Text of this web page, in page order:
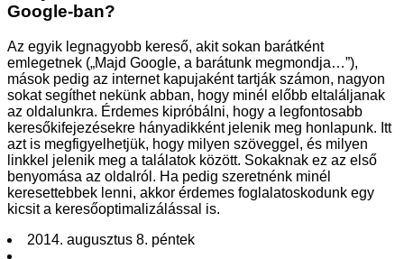
Google-ban?
Az egyik legnagyobb kereső, akit sokan barátként
emlegetnek („Majd Google, a barátunk megmondja…”),
mások pedig az internet kapujaként tartják számon, nagyon
sokat segíthet nekünk abban, hogy minél előbb eltaláljanak
az oldalunkra. Érdemes kipróbálni, hogy a legfontosabb
keresőkifejezésekre hányadikként jelenik meg honlapunk. Itt
azt is megfigyelhetjük, hogy milyen szöveggel, és milyen
linkkel jelenik meg a találatok között. Sokaknak ez az első
benyomása az oldalról. Ha pedig szeretnénk minél
keresettebbek lenni, akkor érdemes foglalatoskodunk egy
kicsit a keresőoptimalizálással is.
2014. augusztus 8. péntek